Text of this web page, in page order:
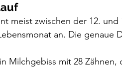
meist zwischen der 12.
an. Die genaue
Milchgebiss mit 28 Zähnen,